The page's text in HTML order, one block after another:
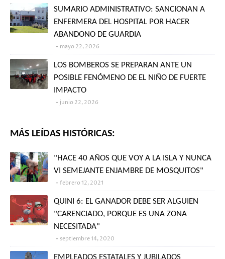
SUMARIO ADMINISTRATIVO: SANCIONAN A
ENFERMERA DEL HOSPITAL POR HACER
ABANDONO DE GUARDIA
mayo 22, 2026
LOS BOMBEROS SE PREPARAN ANTE UN
POSIBLE FENÓMENO DE EL NIÑO DE FUERTE
IMPACTO
junio 22, 2026
MÁS LEÍDAS HISTÓRICAS:
"HACE 40 AÑOS QUE VOY A LA ISLA Y NUNCA
VI SEMEJANTE ENJAMBRE DE MOSQUITOS"
febrero 12, 2021
QUINI 6: EL GANADOR DEBE SER ALGUIEN
"CARENCIADO, PORQUE ES UNA ZONA
NECESITADA"
septiembre 14, 2020